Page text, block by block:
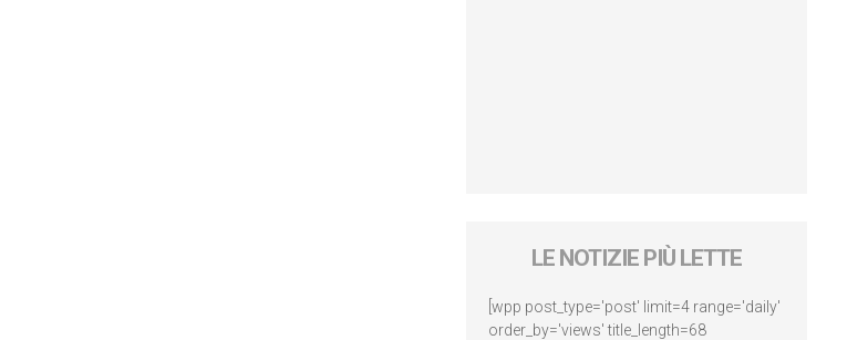
LE NOTIZIE PIÙ LETTE
[wpp post_type='post' limit=4 range='daily'
order_by='views' title_length=68